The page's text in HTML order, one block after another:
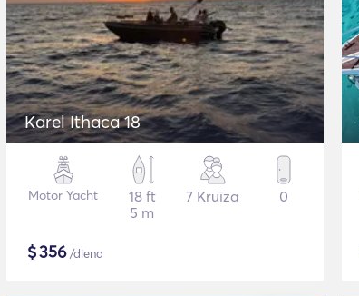
Karel Ithaca 18
Motor Yacht
18 ft
5 m
7 Kruīza 0
$356/diena